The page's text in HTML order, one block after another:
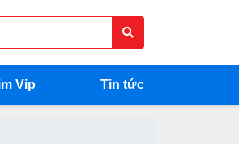
Vip Tin tức